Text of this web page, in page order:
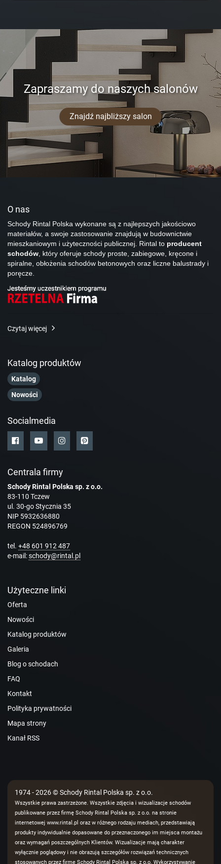
Zapraszamy do naszych salonów
Znajdź najbliższy salon
O nas
Schody Rintal Polska wykonane są z najlepszych jakościowo
materiałów, a swoje zastosowanie znajdują w budownictwie
mieszkaniowym i użyteczności publicznej. Rintal to producent
schodów, który oferuje schody proste, zabiegowe, kręcone i
spiralne, obłożenia schodów betonowych oraz liczne balustrady i
poręcze.
Czytaj więcej
Katalog produktów
Katalog
Nowości
Socialmedia
Centrala firmy
Schody Rintal Polska sp. z o.o.
83-110 Tczew
ul. 30-go Stycznia 35
NIP 5932636880
REGON 524896769
tel. +48 601 912 487
e-mail:schody@rintal.pl
Użyteczne linki
Oferta
Nowości
Katalog produktów
Galeria
Blog o schodach
FAQ
Kontakt
Polityka prywatności
Mapa strony
Kanał RSS
1974 - 2026 © Schody Rintal Polska sp. z o.o.
Wszystkie prawa zastrzeżone. Wszystkie zdjęcia i wizualizacje schodów
publikowane przez firmę Schody Rintal Polska sp. z o.o. na stronie
internetowej www.rintal.pl oraz w różnego rodzaju mediach, przedstawiają
produkty indywidualnie dopasowane do przeznaczonego im miejsca montażu
oraz wymagań poszczególnych Klientów. Wizualizacje mają charakter
wyłącznie poglądowy i nie obrazują szczegółów rozwiązań technicznych
stosowanych przez firmę Schody Rintal Polska sp. z o.o. Wykorzystywanie